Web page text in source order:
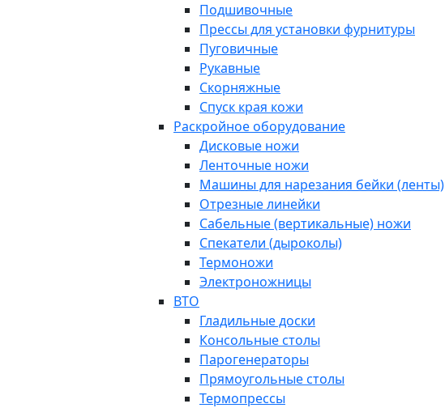
Подшивочные
Прессы для установки фурнитуры
Пуговичные
Рукавные
Скорняжные
Спуск края кожи
Раскройное оборудование
Дисковые ножи
Ленточные ножи
Машины для нарезания бейки (ленты)
Отрезные линейки
Сабельные (вертикальные) ножи
Спекатели (дыроколы)
Термоножи
Электроножницы
ВТО
Гладильные доски
Консольные столы
Парогенераторы
Прямоугольные столы
Термопрессы